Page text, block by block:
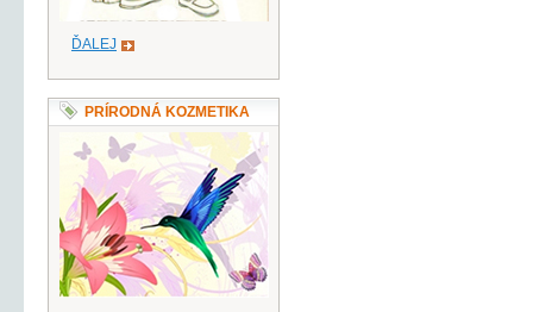
ĎALEJ
PRÍRODNÁ KOZMETIKA